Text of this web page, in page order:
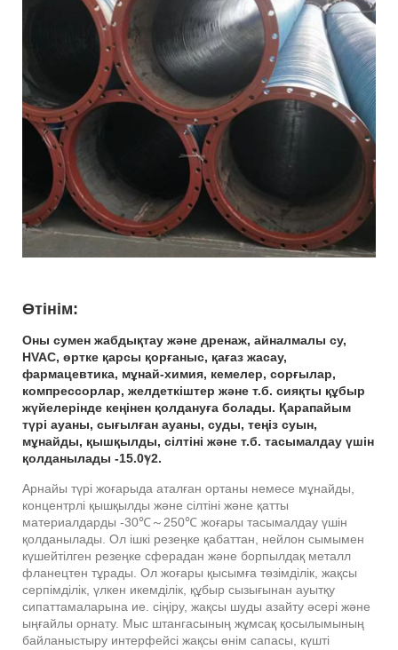
Өтінім:
Оны сумен жабдықтау және дренаж, айналмалы су,
HVAC, өртке қарсы қорғаныс, қағаз жасау,
фармацевтика, мұнай-химия, кемелер, сорғылар,
компрессорлар, желдеткіштер және т.б. сияқты құбыр
жүйелерінде кеңінен қолдануға болады. Қарапайым
түрі ауаны, сығылған ауаны, суды, теңіз суын,
мұнайды, қышқылды, сілтіні және т.б. тасымалдау үшін
қолданылады -15.0ℽ2.
Арнайы түрі жоғарыда аталған ортаны немесе мұнайды,
концентрлі қышқылды және сілтіні және қатты
материалдарды -30℃～250℃ жоғары тасымалдау үшін
қолданылады. Ол ішкі резеңке қабаттан, нейлон сымымен
күшейтілген резеңке сферадан және борпылдақ металл
фланецтен тұрады. Ол жоғары қысымға төзімділік, жақсы
серпімділік, үлкен икемділік, құбыр сызығынан ауытқу
сипаттамаларына ие. сіңіру, жақсы шуды азайту әсері және
ыңғайлы орнату. Мыс штангасының жұмсақ қосылымының
байланыстыру интерфейсі жақсы өнім сапасы, күшті